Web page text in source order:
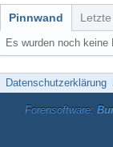
Pinnwand
Es wurden noch
Datenschutzerklärung
Forensoftware: